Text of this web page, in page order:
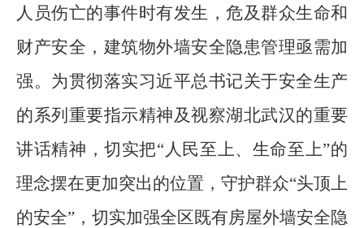
人员伤亡的事件时有发生，危及群众生命和
财产安全，建筑物外墙安全隐患管理亟需加
强。为贯彻落实习近平总书记关于安全生产
的系列重要指示精神及视察湖北武汉的重要
讲话精神，切实把“人民至上、生命至上”的
理念摆在更加突出的位置，守护群众“头顶上
的安全”，切实加强全区既有房屋外墙安全隐